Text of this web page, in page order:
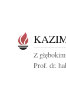
Z
Prof. dr.